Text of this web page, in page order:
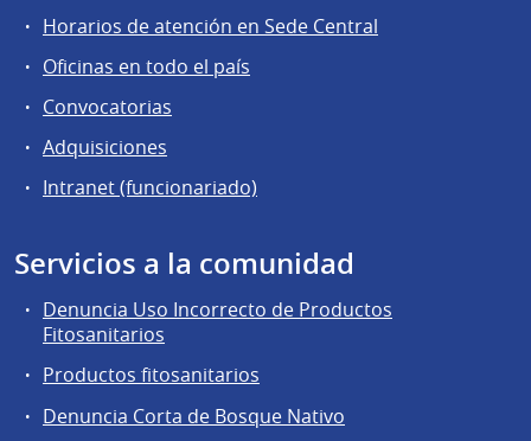
Horarios de atención en Sede Central
Oficinas en todo el país
Convocatorias
Adquisiciones
Intranet (funcionariado)
Servicios a la comunidad
Denuncia Uso Incorrecto de Productos
Fitosanitarios
Productos fitosanitarios
Denuncia Corta de Bosque Nativo